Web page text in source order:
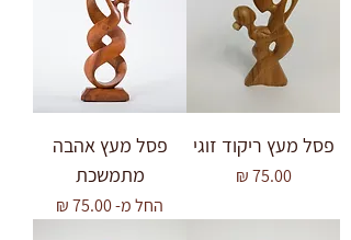
פסל מעץ ריקוד זוגי
מחיר‏75.00 ‏₪
פסל מעץ אהבה
מתמשכת
החל מ-
מחיר מבצע